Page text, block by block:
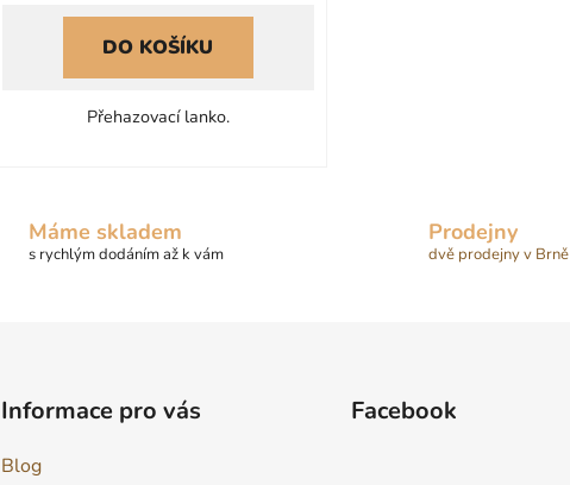
0,0
z
5
hvězdiček.
DO KOŠÍKU
Přehazovací lanko.
Máme skladem
s rychlým dodáním až k vám
Prodejny
dvě prodejny v Brně
Informace pro vás
Blog
Facebook